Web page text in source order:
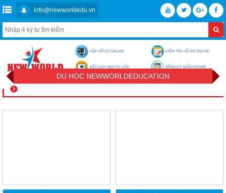
info@newworldedu.vn
NỘP HỒ SƠ ONLINE KIỂM TRA HỒ SƠ ONLINE
ĐẶT LỊCH HẸN TƯ VẤN ĐĂNG KÝ NHẬN EBOOK
DU HỌC NEWWORLDEDUCATION